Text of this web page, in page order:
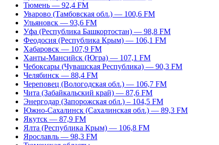
Тюмень — 92,4 FM
Уварово (Тамбовская обл.) — 100,6 FM
Ульяновск — 93,6 FM
Уфа (Республика Башкортостан) — 98,8 FM
Феодосия (Республика Крым) — 106,1 FM
Хабаровск — 107,9 FM
Ханты-Мансийск (Югра) — 107,1 FM
Чебоксары (Чувашская Республика) — 90,3 FM
Челябинск — 88,4 FM
Череповец (Вологодская обл.) — 106,7 FM
Чита (Забайкальский край) — 87,6 FM
Энергодар (Запорожская обл.) – 104,5 FM
Южно-Сахалинск (Сахалинская обл.) — 89,3 FM
Якутск — 87,9 FM
Ялта (Республика Крым) — 106,8 FM
Ярославль — 98,3 FM